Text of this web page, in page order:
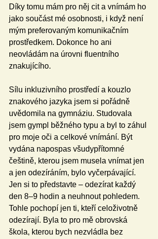
Díky tomu mám pro něj cit a vnímám ho
jako součást mé osobnosti, i když není
mým preferovaným komunikačním
prostředkem. Dokonce ho ani
neovládám na úrovni fluentního
znakujícího.
Sílu inkluzivního prostředí a kouzlo
znakového jazyka jsem si pořádně
uvědomila na gymnáziu. Studovala
jsem gympl běžného typu a byl to záhul
pro moje oči a celkové vnímání. Být
vydána napospas všudypřítomné
češtině, kterou jsem musela vnímat jen
a jen odezíráním, bylo vyčerpávající.
Jen si to představte – odezírat každý
den 8–9 hodin a neuhnout pohledem.
Tohle pochopí jen ti, kteří celoživotně
odezírají. Byla to pro mě obrovská
škola, kterou bych nezvládla bez